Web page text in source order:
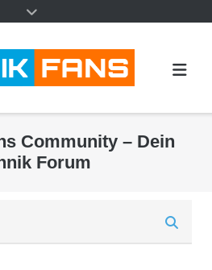
Community – Dein
Forum